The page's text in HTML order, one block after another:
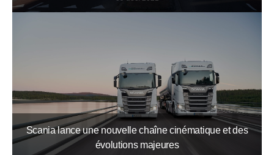
Scania lance une nouvelle chaîne cinématique et des
évolutions majeures